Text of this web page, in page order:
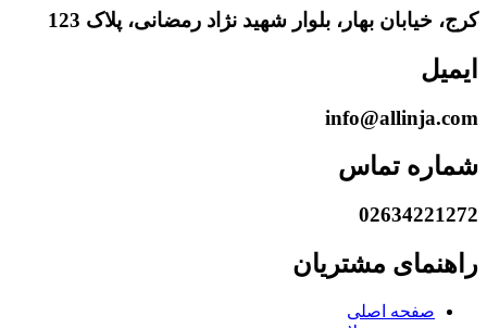
کرج، خیابان بهار، بلوار شهید نژاد رمضانی، پلاک 123
ایمیل
info@allinja.com
شماره تماس
02634221272
راهنمای مشتریان
صفحه اصلی